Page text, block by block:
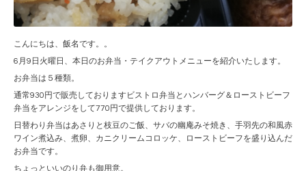
こんにちは、飯名です。。
6月9日火曜日、本日のお弁当・テイクアウトメニューを紹介いたします。
お弁当は５種類。
通常930円で販売しておりますビストロ弁当とハンバーグ＆ローストビーフ
弁当をアレンジをして770円で提供しております。
日替わり弁当はあさりと枝豆のご飯、サバの幽庵みそ焼き、手羽先の和風赤
ワイン煮込み、煮卵、カニクリームコロッケ、ローストビーフを盛り込んだ
お弁当です。
ちょっといいのり弁も御用意。